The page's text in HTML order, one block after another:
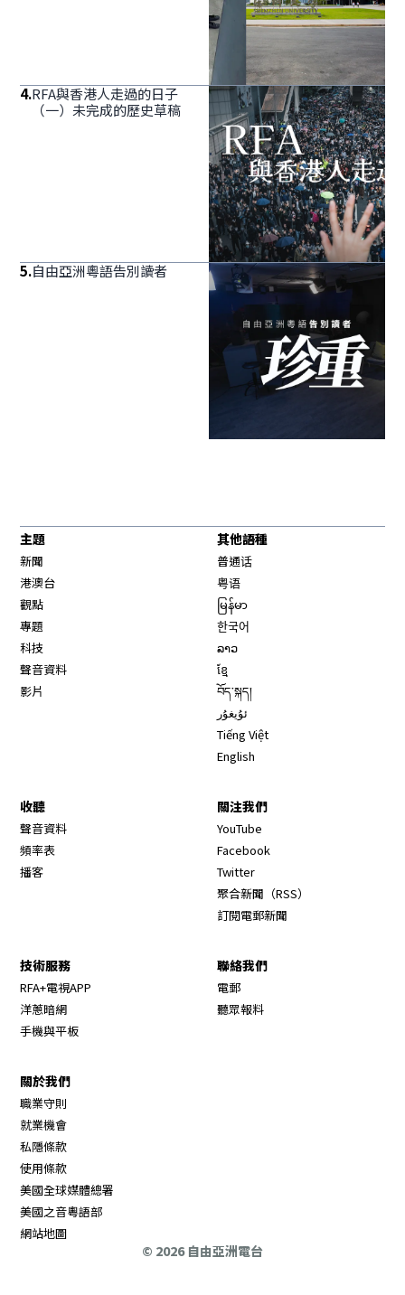
4.RFA與香港人走過的日子
（一）未完成的歷史草稿
5.自由亞洲粵語告別讀者
主題
新聞
港澳台
觀點
專題
科技
聲音資料
影片
其他語種
普通话
粤语
မြန်မာ
한국어
ລາວ
ខ្មែ
བོད་སྐད།
ئۇيغۇر
Tiếng Việt
English
收聽
聲音資料
頻率表
播客
關注我們
YouTube
Facebook
Twitter
聚合新聞（RSS）
訂閱電郵新聞
技術服務
RFA+電視APP
洋蔥暗網
手機與平板
聯絡我們
電郵
聽眾報料
關於我們
職業守則
就業機會
私隱條款
使用條款
美國全球媒體總署
美國之音粵語部
網站地圖
© 2026 自由亞洲電台